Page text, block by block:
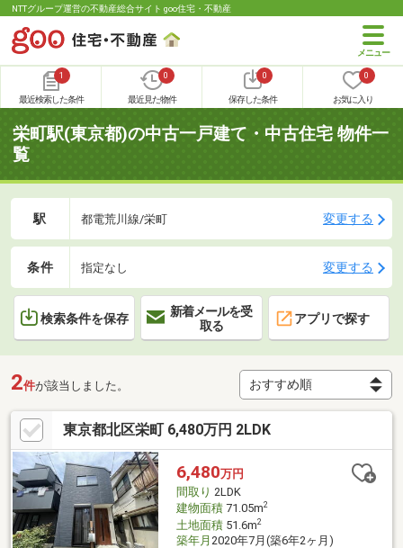
NTTグループ運営の不動産総合サイト goo住宅・不動産
1
最近検索した条件
0
最近見た物件
0
保存した条件
0
お気に入り
栄町駅(東京都)の中古一戸建て・中古住宅 物件一
覧
駅 都電荒川線/栄町 変更する
条件 指定なし 変更する
検索条件を保存
新着メールを受
取る
アプリで探す
2件が該当しました。
東京都北区栄町 6,480万円 2LDK
6,480万円
間取り 2LDK
建物面積71.05m2
土地面積51.6m2
築年月 2020年7月(築6年2ヶ月)